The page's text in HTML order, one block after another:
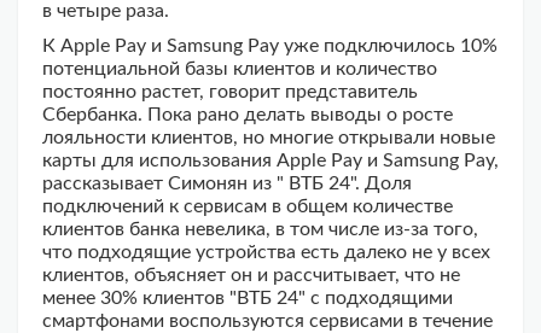
в четыре раза.
К Apple Pay и Samsung Pay уже подключилось 10%
потенциальной базы клиентов и количество
постоянно растет, говорит представитель
Сбербанка. Пока рано делать выводы о росте
лояльности клиентов, но многие открывали новые
карты для использования Apple Pay и Samsung Pay,
рассказывает Симонян из " ВТБ 24". Доля
подключений к сервисам в общем количестве
клиентов банка невелика, в том числе из-за того,
что подходящие устройства есть далеко не у всех
клиентов, объясняет он и рассчитывает, что не
менее 30% клиентов "ВТБ 24" с подходящими
смартфонами воспользуются сервисами в течение